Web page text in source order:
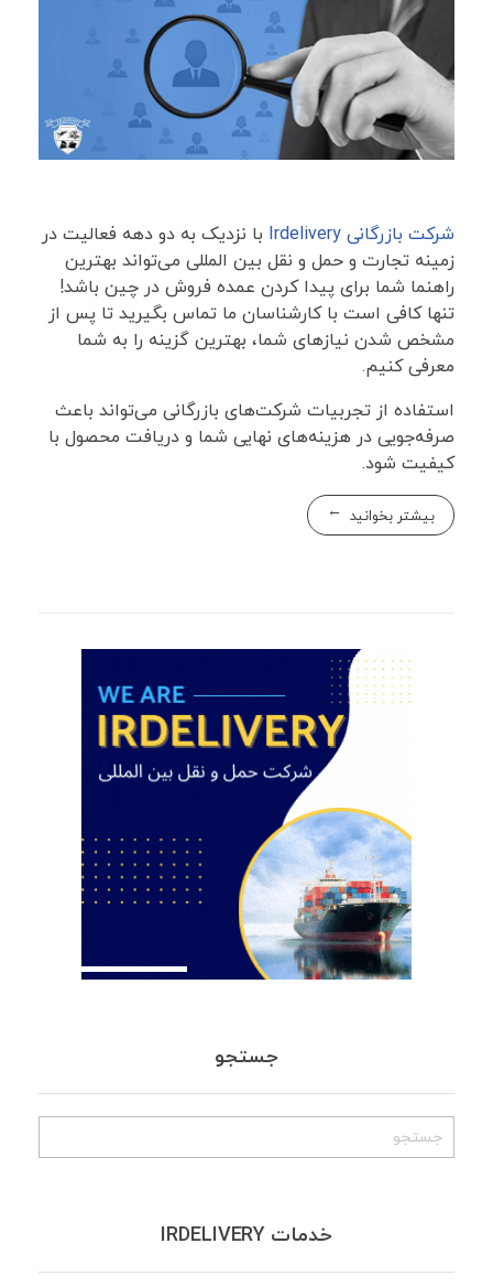
شرکت بازرگانی Irdelivery
با نزدیک به دو دهه فعالیت در
زمینه تجارت و حمل و نقل بین المللی می‌تواند بهترین
راهنما شما برای پیدا کردن عمده فروش در چین باشد!
تنها کافی است با کارشناسان ما تماس بگیرید تا پس از
مشخص شدن نیازهای شما، بهترین گزینه را به شما
معرفی کنیم.
استفاده از تجربیات شرکت‌های بازرگانی می‌تواند باعث
صرفه‌جویی در هزینه‌های نهایی شما و دریافت محصول با
کیفیت شود.
بیشتر بخوانید
جستجو
خدمات IRDELIVERY